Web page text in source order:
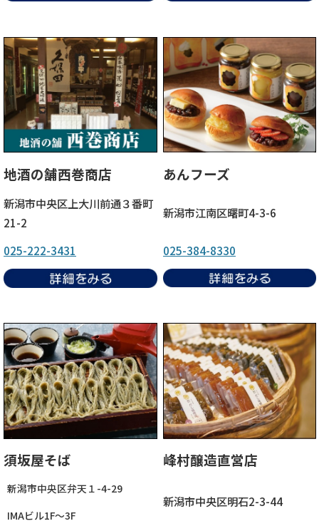
地酒の舗西巻商店 あんフーズ
新潟市中央区上大川前通３番町
21-2
新潟市江南区曙町4-3-6
025-222-3431 025-384-8330
須坂屋そば 峰村醸造直営店
新潟市中央区弁天１-4-29
IMAビル1F～3F
新潟市中央区明石2-3-44